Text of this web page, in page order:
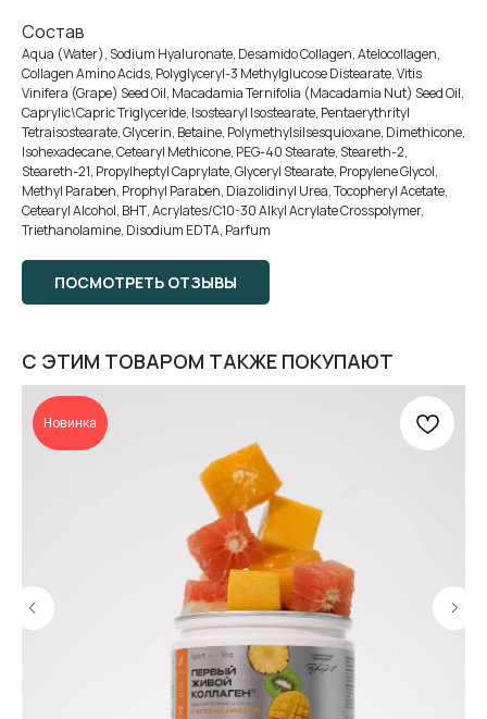
Cостав
Aqua (Water), Sodium Hyaluronate, Desamido Collagen, Atelocollagen,
Collagen Amino Acids, Polyglyceryl-3 Methylglucose Distearate, Vitis
Vinifera (Grape) Seed Oil, Macadamia Ternifolia (Macadamia Nut) Seed Oil,
Caprylic\Capric Triglyceride, Isostearyl Isostearate, Pentaerythrityl
Tetraisostearate, Glycerin, Betaine, Polymethylsilsesquioxane, Dimethicone,
Isohexadecane, Cetearyl Methicone, PEG-40 Stearate, Steareth-2,
Steareth-21, Propylheptyl Caprylate, Glyceryl Stearate, Propylene Glycol,
Methyl Paraben, Prophyl Paraben, Diazolidinyl Urea, Tocopheryl Acetate,
Сetearyl Alcohol, ВНТ, Acrylates/C10-30 Alkyl Acrylate Crosspolymer,
Triethanolamine, Disodium EDTA, Parfum
ПОСМОТРЕТЬ ОТЗЫВЫ
С ЭТИМ ТОВАРОМ ТАКЖЕ ПОКУПАЮТ
Новинка